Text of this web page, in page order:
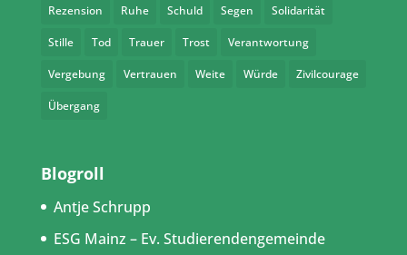
Rezension Ruhe Schuld Segen Solidarität
Stille Tod Trauer Trost Verantwortung
Vergebung Vertrauen Weite Würde Zivilcourage
Übergang
Blogroll
Antje Schrupp
ESG Mainz – Ev. Studierendengemeinde